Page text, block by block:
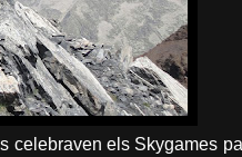
celebraven els Skygames